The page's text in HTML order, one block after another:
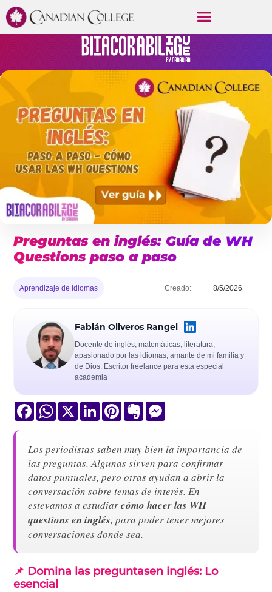
Preguntas en inglés: Guía de WH
Questions paso a paso
Aprendizaje de Idiomas Creado: 8/5/2026
Fabián Oliveros Rangel
Docente de inglés, matemáticas, literatura,
apasionado por las idiomas, amante de mi familia y
de Dios. Escritor freelance para esta especial
academia
FacebookWhatsApp
X LinkedInPinterestEvernote
Los periodistas saben muy bien la importancia de
las preguntas. Algunas sirven para confirmar
datos puntuales, pero otras ayudan a abrir la
conversación sobre temas de interés. En
estevamos a estudiarcómo hacer las WH
questions en inglés, para poder tener mejores
conversaciones donde sea.
📌 Domina las preguntasen inglés: Lo
esencial